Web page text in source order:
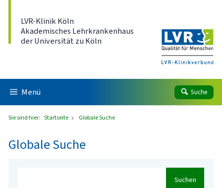
LVR-Klinik Köln
Akademisches Lehrkrankenhaus
der Universität zu Köln
Menü Suche
Sie sind hier: Startseite Globale Suche
Globale Suche
Suchen